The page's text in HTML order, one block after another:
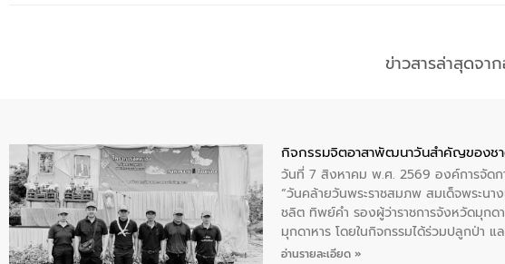
ข่าวสารล่าสุดจา
กิจกรรมจิตอาสาพัฒนาวันสําคัญของช
วันที่ 7 สิงหาคม พ.ศ. 2569 องค์การจัดก
“วันคล้ายวันพระราชสมภพ สมเด็จพระน
ชลิต ทิพย์คำ รองผู้ว่าราชการจังหวัดมุกด
มุกดาหาร โดยในกิจกรรมได้ร่วมปลูกป่า แ
พระบรมราชินีนาถ พระบรมราชชนนีพันปี
อ่านรายละเอียด »